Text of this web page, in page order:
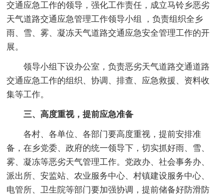
交通应急工作的领导，强化工作责任，成立马铃乡恶劣
天气道路交通应急管理工作领导小组 ，负责组织全乡
雨、雪、雾、凝冻天气道路交通应急安全管理工作的开
展。
领导小组下设办公室，负责恶劣天气道路交通道路
交通应急工作的组织、协调、排查、应急救援、资料收
集等工作。
三、高度重视，提前应急准备
各村、各单位、各部门要高度重视，提前安排准
备，在乡党委、政府的统一领导下，切实抓好雨、雪、
雾、凝冻等恶劣天气管理工作。党政办、社会事务办、
派出所、安监站、农业服务中心、村镇建设服务中心、
电管所、卫生院等部门要加强协调，提前储备好防滑防